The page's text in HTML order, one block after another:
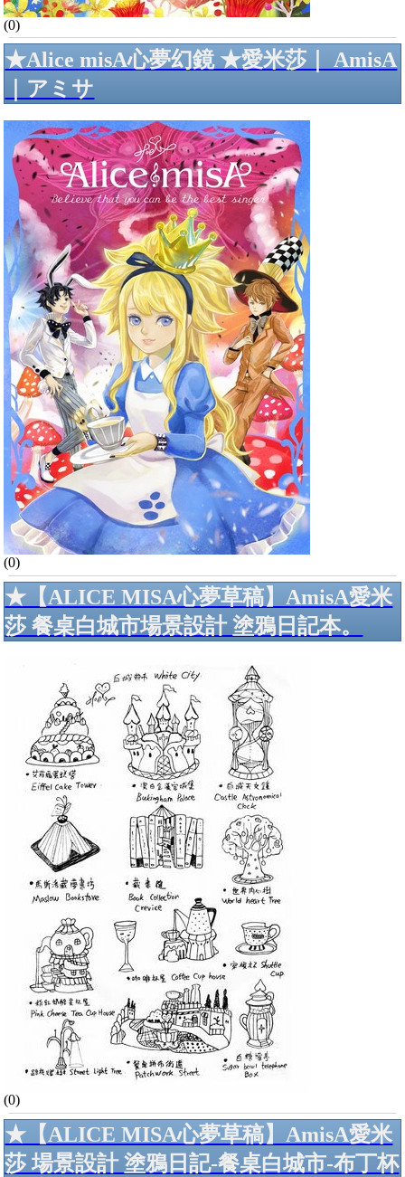
(0)
★Alice misA心夢幻鏡 ★愛米莎｜ AmisA
｜アミサ
(0)
★【ALICE MISA心夢草稿】AmisA愛米
莎 餐桌白城市場景設計 塗鴉日記本。
(0)
★【ALICE MISA心夢草稿】AmisA愛米
莎 場景設計 塗鴉日記-餐桌白城市-布丁杯